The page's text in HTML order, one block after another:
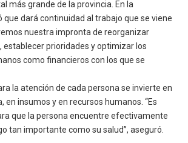
más grande de la provincia. En la
que dará continuidad al trabajo que se viene
nuestra impronta de reorganizar
establecer prioridades y optimizar los
como financieros con los que se
la atención de cada persona se invierte en
en insumos y en recursos humanos. “Es
que la persona encuentre efectivamente
tan importante como su salud”, aseguró.